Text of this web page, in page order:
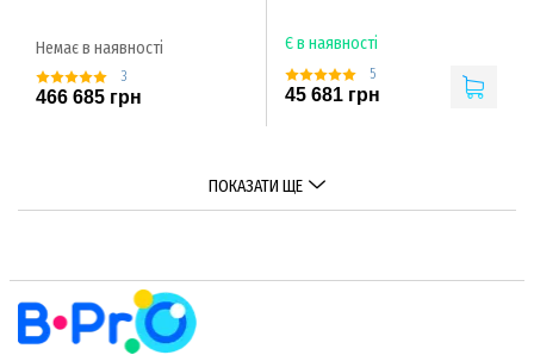
Немає в наявності
3
466 685 грн
Є в наявності
5
45 681 грн
ПОКАЗАТИ ЩЕ